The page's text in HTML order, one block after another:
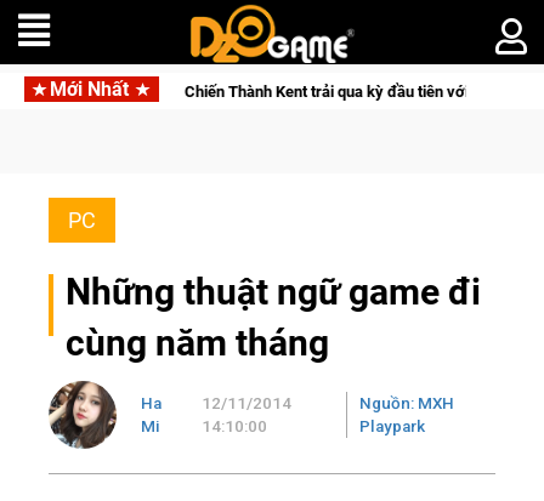
Mới Nhất
Chiến Thành Kent trải qua kỳ đầu tiên với loạt khám phá đáng nhớ của
PC
Những thuật ngữ game đi
cùng năm tháng
Ha
Mi
12/11/2014
14:10:00
Nguồn: MXH
Playpark